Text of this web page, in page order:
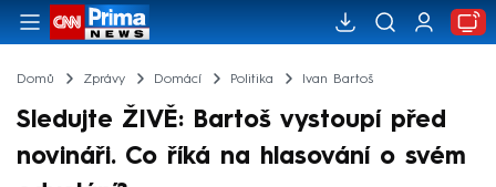
Domů Zprávy Domácí Politika Ivan Bartoš
Sledujte ŽIVĚ: Bartoš vystoupí před
novináři. Co říká na hlasování o svém